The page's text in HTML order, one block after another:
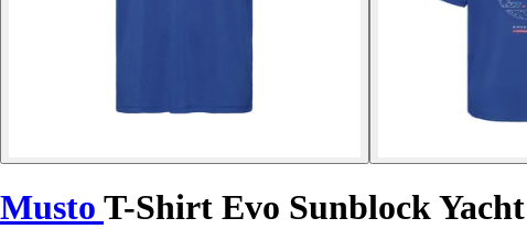
Musto T-Shirt Evo Sunblock Yacht